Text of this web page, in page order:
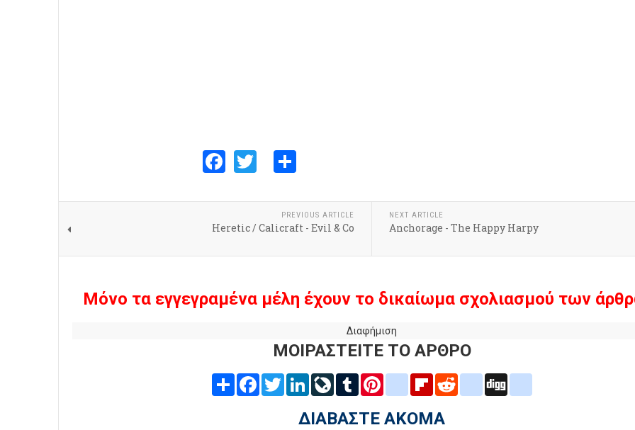
Facebook
Twitter
PREVIOUS ARTICLE
Heretic / Calicraft - Evil & Co
NEXT ARTICLE
Anchorage - The Happy Harpy
Μόνο τα εγγεγραμένα μέλη έχουν το δικαίωμα σχολιασμού των
Διαφήμιση
ΜΟΙΡΑΣΤΕΙΤΕ ΤΟ ΑΡΘΡΟ
Share FacebookTwitterLinkedInLiveJournal
Tumblr Pinterestblogger_post
FlipboardRedditdelicious
ΔΙΑΒΑΣΤΕ ΑΚΟΜΑ